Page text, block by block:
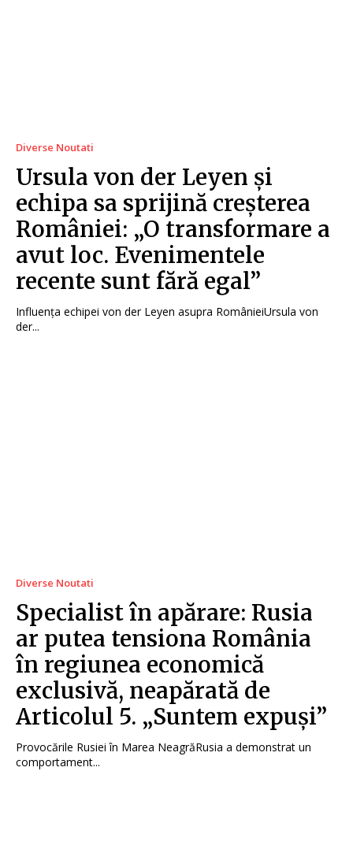
Diverse Noutati
Ursula von der Leyen și
echipa sa sprijină creșterea
României: „O transformare a
avut loc. Evenimentele
recente sunt fără egal”
Influența echipei von der Leyen asupra RomânieiUrsula von
der...
Diverse Noutati
Specialist în apărare: Rusia
ar putea tensiona România
în regiunea economică
exclusivă, neapărată de
Articolul 5. „Suntem expuși”
Provocările Rusiei în Marea NeagrăRusia a demonstrat un
comportament...